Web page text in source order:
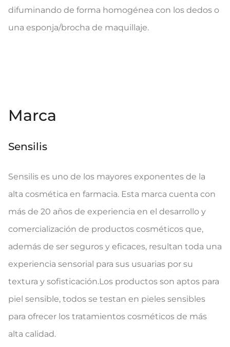
difuminando de forma homogénea con los dedos o
una esponja/brocha de maquillaje.
Marca
Sensilis
Sensilis es uno de los mayores exponentes de la
alta cosmética en farmacia. Esta marca cuenta con
más de 20 años de experiencia en el desarrollo y
comercialización de productos cosméticos que,
además de ser seguros y eficaces, resultan toda una
experiencia sensorial para sus usuarias por su
textura y sofisticación.Los productos son aptos para
piel sensible, todos se testan en pieles sensibles
para ofrecer los tratamientos cosméticos de más
alta calidad.